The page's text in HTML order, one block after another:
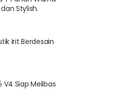
Stylish.
Irit Berdesain
V4 Siap Melibas